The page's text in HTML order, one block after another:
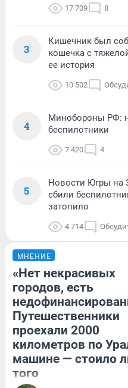
17 709 8
3
Кишечник был
кошечка с
ее история
10 502
4
Минобороны РФ:
беспилотники
7 420 4
5
Новости Югры на
сбили
затопило
4 714
МНЕНИЕ
«Нет некрасивых
городов, есть
Путешественники
проехали 2000
километров по
машине — стоило
того